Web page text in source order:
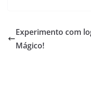
e
b
o l
Experimento com
Mágico!